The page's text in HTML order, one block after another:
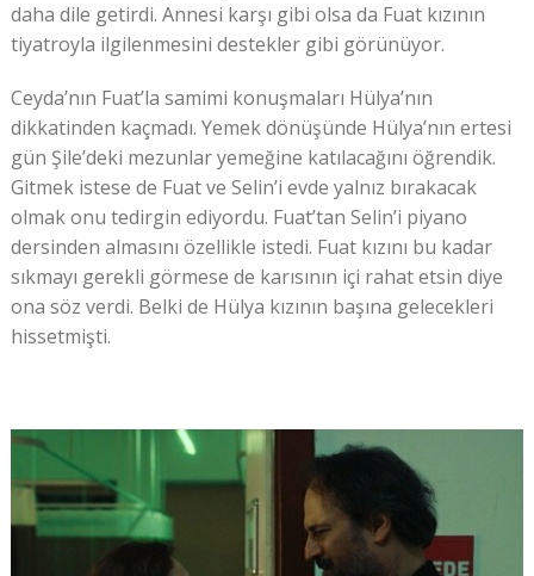
daha dile getirdi. Annesi karşı gibi olsa da Fuat kızının
tiyatroyla ilgilenmesini destekler gibi görünüyor.
Ceyda’nın Fuat’la samimi konuşmaları Hülya’nın
dikkatinden kaçmadı. Yemek dönüşünde Hülya’nın ertesi
gün Şile’deki mezunlar yemeğine katılacağını öğrendik.
Gitmek istese de Fuat ve Selin’i evde yalnız bırakacak
olmak onu tedirgin ediyordu. Fuat’tan Selin’i piyano
dersinden almasını özellikle istedi. Fuat kızını bu kadar
sıkmayı gerekli görmese de karısının içi rahat etsin diye
ona söz verdi. Belki de Hülya kızının başına gelecekleri
hissetmişti.